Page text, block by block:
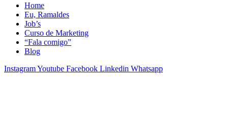
Home
Eu, Ramaldes
Job’s
Curso de Marketing
“Fala comigo”
Blog
InstagramYoutube Facebook Linkedin Whatsapp